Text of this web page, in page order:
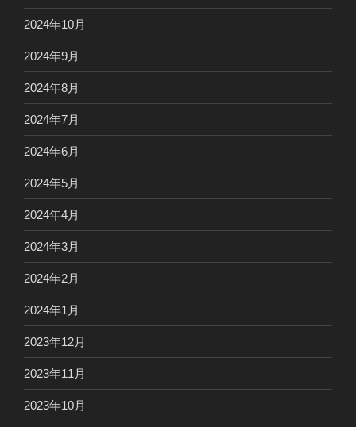
2024年10月
2024年9月
2024年8月
2024年7月
2024年6月
2024年5月
2024年4月
2024年3月
2024年2月
2024年1月
2023年12月
2023年11月
2023年10月